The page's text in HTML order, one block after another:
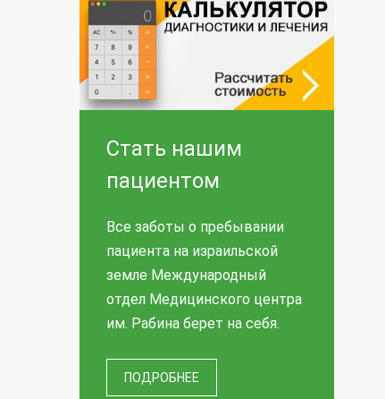
Стать нашим
пациентом
Все заботы о пребывании
пациента на израильской
земле Международный
отдел Медицинского центра
им. Рабина берет на себя.
ПОДРОБНЕЕ